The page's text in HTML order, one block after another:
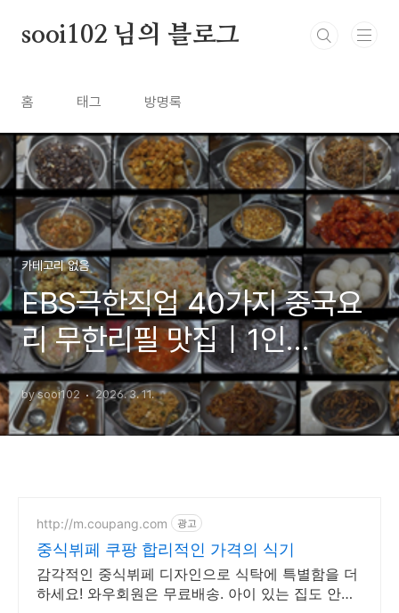
sooi102 님의 블로그
홈 태그 방명록
카테고리 없음
EBS극한직업 40가지 중국요
리 무한리필 맛집｜1인
14,900원 초가성비 중식 뷔페
by sooi102 2026. 3. 11.
http://m.coupang.com 광고
중식뷔페 쿠팡 합리적인 가격의 식기
감각적인 중식뷔페 디자인으로 식탁에 특별함을 더
하세요! 와우회원은 무료배송. 아이 있는 집도 안심!